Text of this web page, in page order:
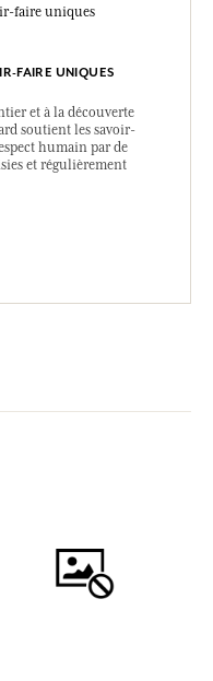
FAIRE UNIQUES
et à la découverte
soutient les savoir-
humain par de
et régulièrement